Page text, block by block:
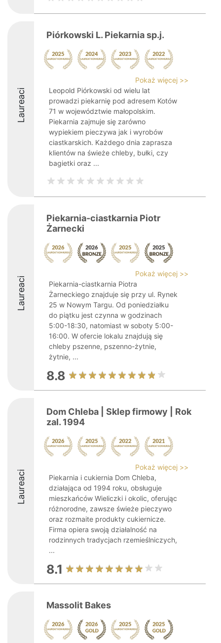
Laureaci
Piórkowski L. Piekarnia sp.j.
Pokaż więcej >>
Leopold Piórkowski od wielu lat
prowadzi piekarnię pod adresem Kotów
71 w województwie małopolskim.
Piekarnia zajmuje się zarówno
wypiekiem pieczywa jak i wyrobów
ciastkarskich. Każdego dnia zaprasza
klientów na świeże chleby, bułki, czy
bagietki oraz ...
Laureaci
Piekarnia-ciastkarnia Piotr
Żarnecki
Pokaż więcej >>
Piekarnia-ciastkarnia Piotra
Żarneckiego znajduje się przy ul. Rynek
25 w Nowym Targu. Od poniedziałku
do piątku jest czynna w godzinach
5:00-18:30, natomiast w soboty 5:00-
16:00. W ofercie lokalu znajdują się
chleby pszenne, pszenno-żytnie,
żytnie, ...
8.8
Laureaci
Dom Chleba | Sklep firmowy | Rok
zal. 1994
Pokaż więcej >>
Piekarnia i cukiernia Dom Chleba,
działająca od 1994 roku, obsługuje
mieszkańców Wieliczki i okolic, oferując
różnorodne, zawsze świeże pieczywo
oraz rozmaite produkty cukiernicze.
Firma opiera swoją działalność na
rodzinnych tradycjach rzemieślniczych,
...
8.1
Massolit Bakes